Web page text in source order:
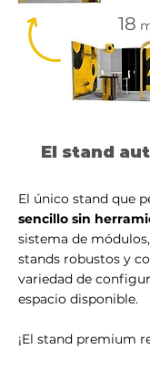
18
El único stand que
sencillo sin
sistema de
stands robustos y
variedad de
espacio disponible.
¡El stand premium
El stand